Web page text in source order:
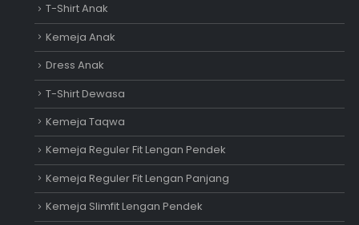
T-Shirt Anak
Kemeja Anak
Dress Anak
T-Shirt Dewasa
Kemeja Taqwa
Kemeja Reguler Fit Lengan Pendek
Kemeja Reguler Fit Lengan Panjang
Kemeja Slimfit Lengan Pendek